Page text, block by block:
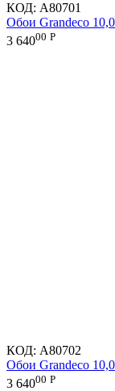
КОД: A80701
Обои Grandeco
3 64000 Р
КОД: A80702
Обои Grandeco
3 64000 Р